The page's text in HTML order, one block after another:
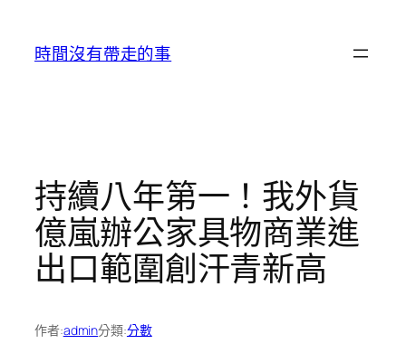
時間沒有帶走的事
持續八年第一！我外貨
億嵐辦公家具物商業進
出口範圍創汗青新高
作者:admin分類:分數